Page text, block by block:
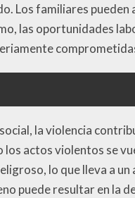
Los familiares pueden
las oportunidades
la violencia
los actos violentos se
lo que lleva a
puede resultar en la